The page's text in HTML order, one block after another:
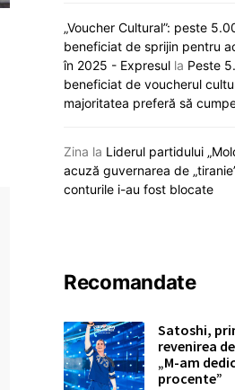
Declarație oficială: Poliția —
garanția stabilității și
legii, spune Sandu
19 decembrie 2025
„Voucher Cultural”: peste
beneficiat de sprijin pentru
în 2025 - Expresul la Peste
beneficiat de voucherul
majoritatea preferă să
Zina la Liderul partidului
acuză guvernarea de
conturile i-au fost blocate
Recomandate
Satoshi,
revenirea
„M-am
procente”